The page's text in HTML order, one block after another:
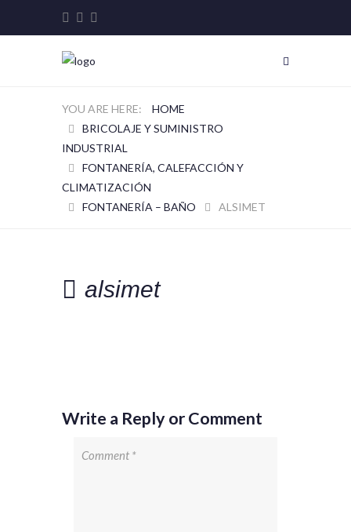
HOME
BRICOLAJE Y SUMINISTRO
INDUSTRIAL
FONTANERÍA, CALEFACCIÓN Y
CLIMATIZACIÓN
FONTANERÍA – BAÑO
ALSIMET
alsimet
Write a Reply or Comment